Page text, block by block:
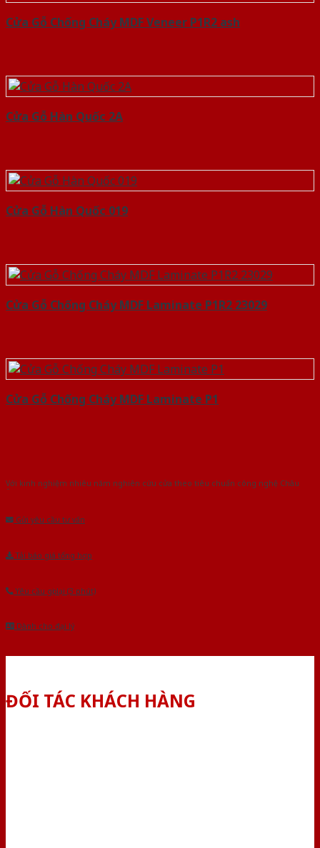
Cửa Gỗ Chống Cháy MDF Veneer P1R2 ash
Cửa Gỗ Hàn Quốc 2A
Cửa Gỗ Hàn Quốc 019
Cửa Gỗ Chống Cháy MDF Laminate P1R2 23029
Cửa Gỗ Chống Cháy MDF Laminate P1
Với kinh nghiệm nhiêu năm nghiên cứu cửa theo tiêu chuẩn công nghệ Châu
Gửi yêu cầu tư vấn
Tải báo giá tổng hợp
Yêu cầu gọi lại (3 phút)
Dành cho đại lý
ĐỐI TÁC KHÁCH HÀNG